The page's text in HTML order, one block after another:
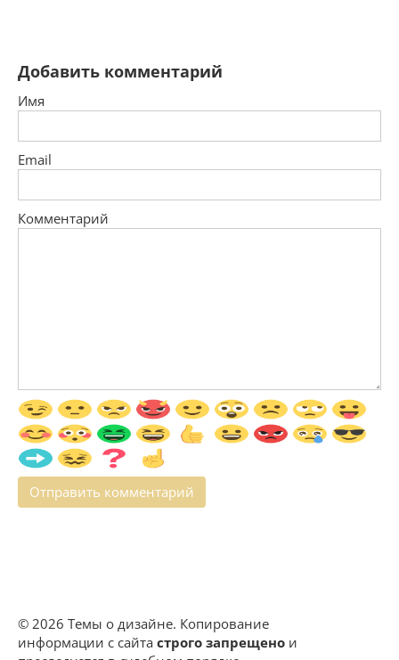
Добавить комментарий
Имя
Email
Комментарий
© 2026 Темы о дизайне. Копирование
информации с сайта строго запрещено и